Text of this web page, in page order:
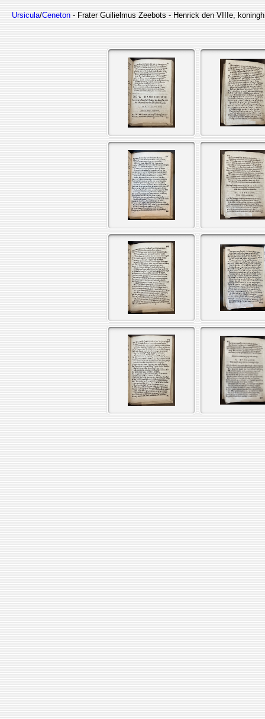
Ursicula/Ceneton - Frater Guilielmus Zeebots - Henrick den VIIIe,